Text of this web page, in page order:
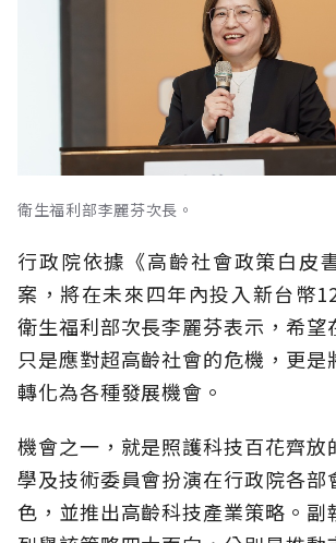
衛生福利部李麗芬次長。
行政院依據《高齡社會政策白皮
案，將在未來四年內投入新台幣
衛生福利部次長李麗芬表示，希望
只是應對超高齡社會的危機，更是
轉化為各種發展機會。
機會之一，就是照護科技百花齊放
學及技術委員會扮演在行政院各部
色，並推出高齡科技產業策略。副